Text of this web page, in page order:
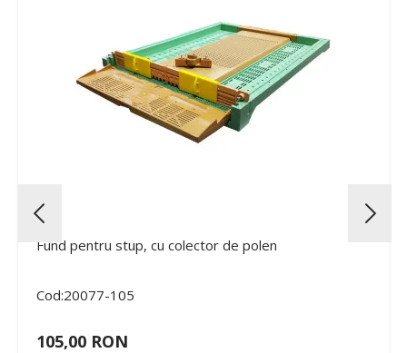
Fund pentru stup, cu colector de polen
Cod:20077-105
105,00 RON